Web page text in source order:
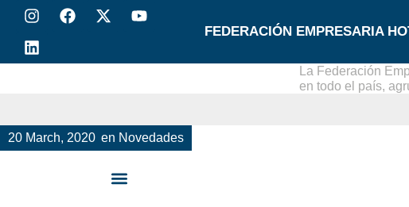
FEDERACIÓN EMPRESARIA
La Federación
en todo el país,
20 March, 2020 en Novedades